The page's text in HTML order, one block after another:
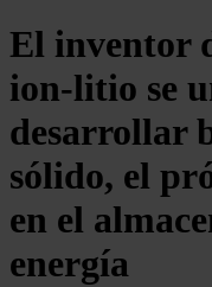
El inventor
ion-litio se
desarrollar
sólido, el
en el
energía